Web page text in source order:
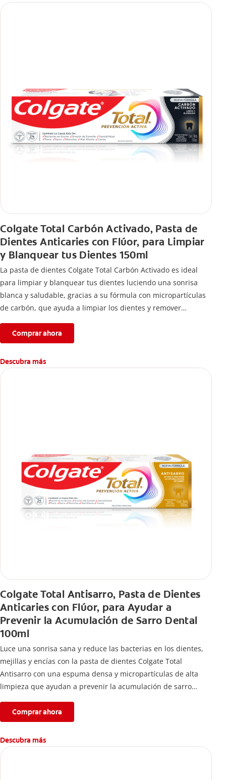
Colgate Total Carbón Activado, Pasta de
Dientes Anticaries con Flúor, para Limpiar
y Blanquear tus Dientes 150ml
La pasta de dientes Colgate Total Carbón Activado es ideal
para limpiar y blanquear tus dientes luciendo una sonrisa
blanca y saludable, gracias a su fórmula con micropartículas
de carbón, que ayuda a limpiar los dientes y remover
Comprar ahora
Descubra más
Colgate Total Antisarro, Pasta de Dientes
Anticaries con Flúor, para Ayudar a
Prevenir la Acumulación de Sarro Dental
100ml
Luce una sonrisa sana y reduce las bacterias en los dientes,
mejillas y encías con la pasta de dientes Colgate Total
Antisarro con una espuma densa y micropartículas de alta
limpieza que ayudan a prevenir la acumulación de sarro
Comprar ahora
Descubra más